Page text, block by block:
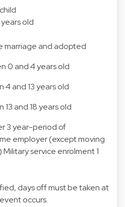
years old
marriage and adopted
0 and 4 years old
4 and 13 years old
and 18 years old
3 year-period of
employer (except moving
service enrolment 1
days off must be taken at
occurs.